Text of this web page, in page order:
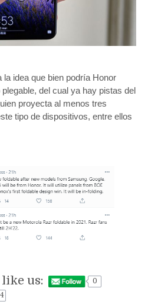
idea que bien podría Honor
del cual ya hay pistas del
proyecta al menos tres
tipo de dispositivos, entre ellos
us:
0